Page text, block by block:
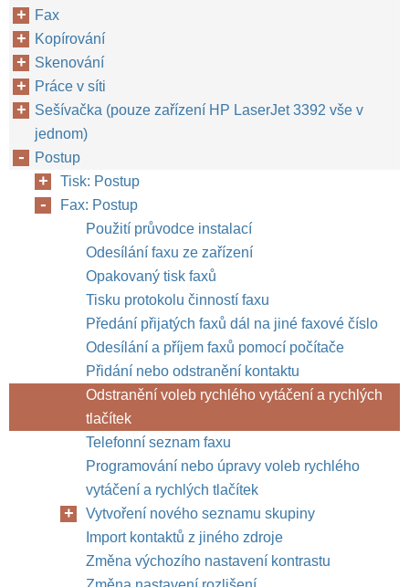
Fax
Kopírování
Skenování
Práce v síti
Sešívačka (pouze zařízení HP LaserJet 3392 vše v
jednom)
Postup
Tisk: Postup
Fax: Postup
Použití průvodce instalací
Odesílání faxu ze zařízení
Opakovaný tisk faxů
Tisku protokolu činností faxu
Předání přijatých faxů dál na jiné faxové číslo
Odesílání a příjem faxů pomocí počítače
Přidání nebo odstranění kontaktu
Odstranění voleb rychlého vytáčení a rychlých
tlačítek
Telefonní seznam faxu
Programování nebo úpravy voleb rychlého
vytáčení a rychlých tlačítek
Vytvoření nového seznamu skupiny
Import kontaktů z jiného zdroje
Změna výchozího nastavení kontrastu